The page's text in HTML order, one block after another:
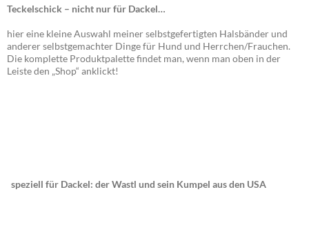
Teckelschick – nicht nur für Dackel…
hier eine kleine Auswahl meiner selbstgefertigten Halsbänder und
anderer selbstgemachter Dinge für Hund und Herrchen/Frauchen.
Die komplette Produktpalette findet man, wenn man oben in der
Leiste den „Shop“ anklickt!
speziell für Dackel: der Wastl und sein Kumpel aus den USA